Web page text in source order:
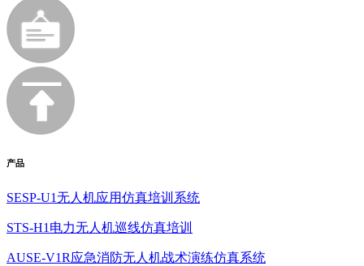
产品
SESP-U1无人机应用仿真培训系统
STS-H1电力无人机巡线仿真培训
AUSE-V1R应急消防无人机战术演练仿真系统